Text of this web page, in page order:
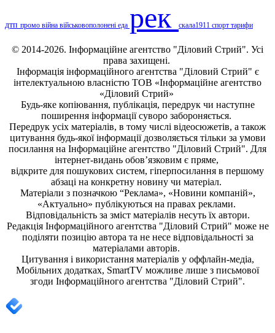
дтп промо війна військовополонені еда рек скала1911 спорт тарифи
© 2014-2026. Інформаційне агентство "Діловий Стрий". Усі
права захищені.
Інформація інформаційного агентства "Діловий Стрий" є
інтелектуальною власністю ТОВ «Інформаційне агентство
«Діловий Стрий»
Будь-яке копiювання, публiкацiя, передрук чи наступне
поширення iнформацiї суворо забороняється.
Передрук усіх матеріалів, в тому числі відеосюжетів, а також
цитування будь-якої інформації дозволяється тільки за умови
посилання на Інформаційне агентство "Діловий Стрий". Для
інтернет-видань обов’язковим є пряме,
відкрите для пошукових систем, гіперпосилання в першому
абзаці на конкретну новину чи матеріал.
Матеріали з позначкою “Реклама», «Новини компаній»,
«Актуально» публікуються на правах реклами.
Відповідальність за зміст матеріалів несуть їх автори.
Редакція Інформаційного агентства "Діловий Стрий" може не
поділяти позицію автора та не несе відповідальності за
матеріалами авторів.
Цитування і використання матеріалів у оффлайн-медіа,
Мобільних додатках, SmartTV можливе лише з письмової
згоди Інформаційного агентства "Діловий Стрий".